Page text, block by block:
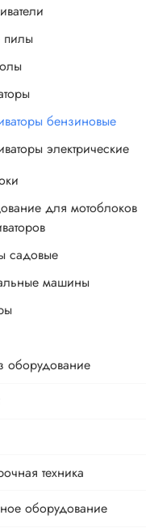
пилы
бензиновые
электрические
для мотоблоков
садовые
машины
оборудование
техника
оборудование